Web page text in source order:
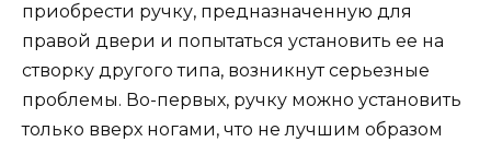
приобрести ручку, предназначенную для
правой двери и попытаться установить ее на
створку другого типа, возникнут серьезные
проблемы. Во-первых, ручку можно установить
только вверх ногами, что не лучшим образом